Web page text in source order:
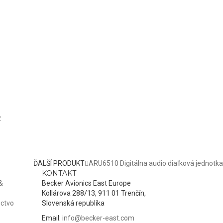
ĎALŠÍ PRODUKT ARU6510 Digitálna audio diaľková jednotka
KONTAKT
Becker Avionics East Europe
Kollárova 288/13, 911 01 Trenčín,
Slovenská republika
Email: info@becker-east.com